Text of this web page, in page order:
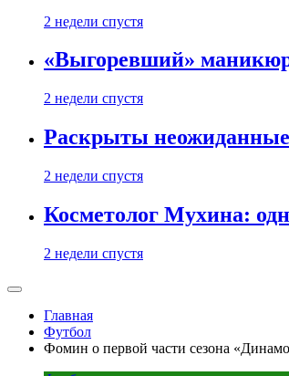
2 недели спустя
«Выгоревший»
2 недели спустя
Раскрыты неожиданные
2 недели спустя
Косметолог Мухина:
2 недели спустя
Главная
Футбол
Фомин о первой части сезона